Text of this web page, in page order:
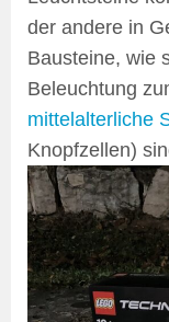
der andere in
Bausteine, wie
Beleuchtung
mittelalterliche
Knopfzellen)